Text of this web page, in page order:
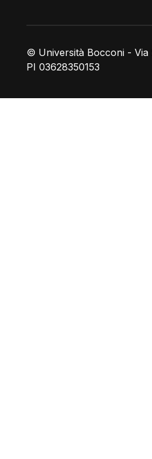
© Università Bocconi - Via
PI 03628350153